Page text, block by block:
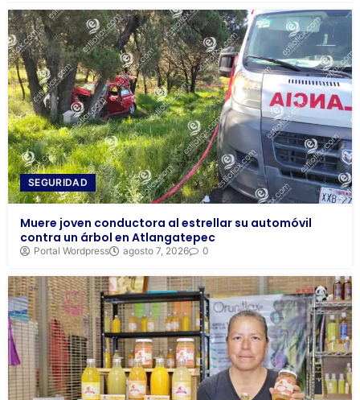
SEGURIDAD
Muere joven conductora al estrellar su automóvil
contra un árbol en Atlangatepec
Portal Wordpress agosto 7, 2026 0